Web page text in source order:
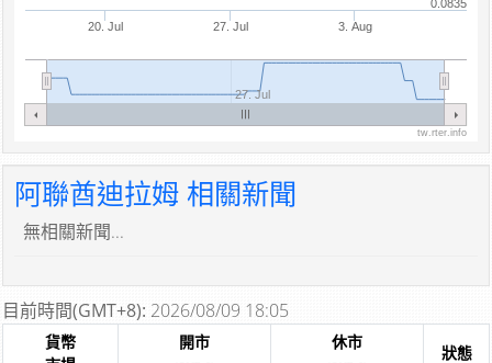
20. Jul 27. Jul 3. Aug
27. Jul
0.0835
tw.rter.info
阿聯酋迪拉姆 相關新聞
無相關新聞...
目前時間(GMT+8): 2026/08/09 18:05
貨幣
開市 休市
狀態